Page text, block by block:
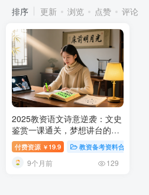
排序 更新 浏览 点赞 评论
2025教资语文诗意逆袭：文史
鉴赏一课通关，梦想讲台的文
学之钥！2025教师资格证语文
备考指南：桂一鹤基础+早学
班视频课件全解析
付费资源 ￥ 19.9 教资备考资料合集
9个月前 129